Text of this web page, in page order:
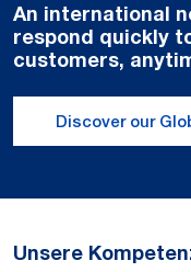
An international
respond quickly
customers,
Discover our
Unsere